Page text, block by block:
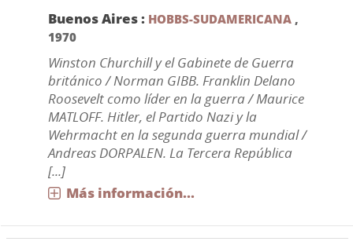
Buenos Aires : HOBBS-SUDAMERICANA,
1970
Winston Churchill y el Gabinete de Guerra
británico / Norman GIBB. Franklin Delano
Roosevelt como líder en la guerra / Maurice
MATLOFF. Hitler, el Partido Nazi y la
Wehrmacht en la segunda guerra mundial /
Andreas DORPALEN. La Tercera República
[...]
Más información...